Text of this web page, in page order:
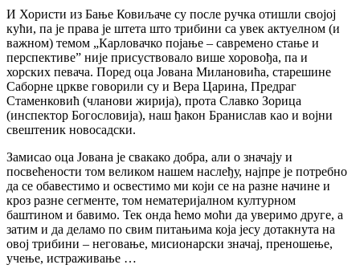
И Хористи из Бање Ковиљаче су после ручка отишли својој
кући, па је права је штета што трибини са увек актуелном (и
важном) темом „Карловачко појање – савремено стање и
перспективе” није присуствовало више хоровођа, па и
хорских певача. Поред оца Јована Милановића, старешине
Саборне цркве говорили су и Вера Царина, Предраг
Стаменковић (чланови жирија), прота Славко Зорица
(инспектор Богословија), наш ђакон Бранислав као и војни
свештеник новосадски.
Замисао оца Јована је свакако добра, али о значају и
посвећености том великом нашем наслеђу, најпре је потребно
да се обавестимо и освестимо ми који се на разне начине и
кроз разне сегменте, том нематеријалном културном
баштином и бавимо. Тек онда ћемо моћи да уверимо друге, а
затим и да деламо по свим питањима која јесу дотакнута на
овој трибини – неговање, мисионарски значај, преношење,
учење, истраживање …